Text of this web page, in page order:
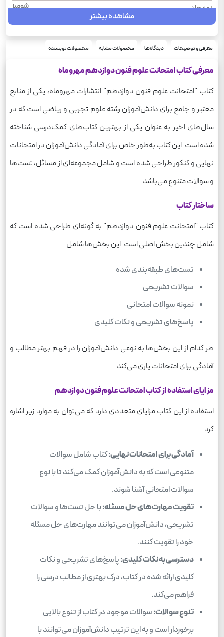
نوع جلد
شومیز
تعداد صفحه
70
درس
علوم و فنون‌ ادبی
قطع
سری
مشاهده بیشتر
معرفی و توضیحات دیدگاه‌ها محصولات مشابه محصولات نویسنده
معرفی کتاب امتحانت علوم فنون دوازدهم مهروماه
کتاب "امتحانت علوم فنون دوازدهم" انتشارات مهروماه، یکی از منابع
معتبر و جامع برای دانش‌آموزان رشته علوم تجربی و ریاضی است که در
سال‌های اخیر به عنوان یکی از بهترین کتاب‌های کمک‌درسی شناخته
شده است. این کتاب به‌طور خاص برای آمادگی دانش‌آموزان در امتحانات
نهایی و کنکور طراحی شده است و شامل مجموعه‌ای از مسائل، تست‌ها
و سوالات متنوع می‌باشد.
ساختار کتاب
کتاب "امتحانت علوم فنون دوازدهم" به گونه‌ای طراحی شده است که
شامل چندین بخش اصلی است. این بخش‌ها شامل:
تست‌های طبقه‌بندی شده
سوالات تشریحی
نمونه سوالات امتحانی
پاسخ‌های تشریحی و نکات کلیدی
هر کدام از این بخش‌ها به نوعی دانش‌آموزان را در فهم بهتر مطالب و
آمادگی برای امتحانات یاری می‌کند.
مزایای استفاده از کتاب امتحانت علوم فنون دوازدهم
استفاده از این کتاب مزایای متعددی دارد که می‌توان به موارد زیر اشاره
کرد:
آمادگی برای امتحانات نهایی:کتاب شامل سوالات
متنوعی است که به دانش‌آموزان کمک می‌کند تا با نوع
سوالات امتحانی آشنا شوند.
تقویت مهارت‌های حل مسئله:با حل تست‌ها و سوالات
تشریحی، دانش‌آموزان می‌توانند مهارت‌های حل مسئله
خود را تقویت کنند.
دسترسی به نکات کلیدی:پاسخ‌های تشریحی و نکات
کلیدی ارائه شده در کتاب، درک بهتری از مطالب درسی را
فراهم می‌کند.
تنوع سوالات:سوالات موجود در کتاب از تنوع بالایی
برخوردار است و به این ترتیب دانش‌آموزان می‌توانند با